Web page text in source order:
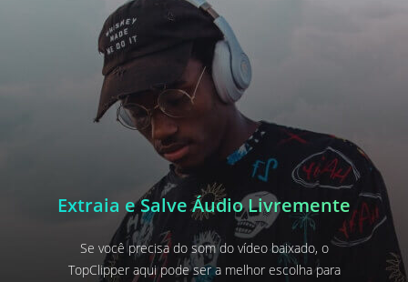
Extraia e Salve Áudio Livremente
Se você precisa do som do vídeo baixado, o
TopClipper aqui pode ser a melhor escolha para